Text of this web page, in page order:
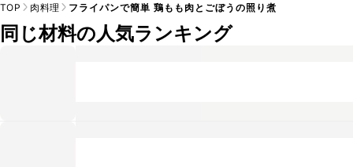
TOP 肉料理 フライパンで簡単 鶏もも肉とごぼうの照り煮
同じ材料の人気ランキング